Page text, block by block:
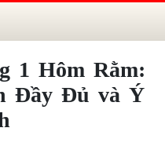
1 Hôm Rằm:
Đầy Đủ và Ý